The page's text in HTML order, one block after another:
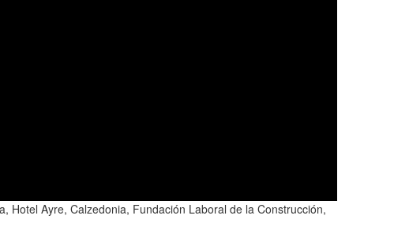
Hotel Ayre, Calzedonia, Fundación Laboral de la Construcción,